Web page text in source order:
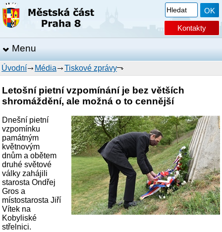
Kontakty
Menu
Úvodní Média Tiskové zprávy
Letošní pietní vzpomínání je bez větších
shromáždění, ale možná o to cennější
Dnešní pietní
vzpomínku
památným
květnovým
dnům a obětem
druhé světové
války zahájili
starosta Ondřej
Gros a
místostarosta Jiří
Vítek na
Kobyliské
střelnici.